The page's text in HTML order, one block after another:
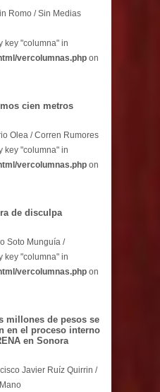
Romo / Sin Medias
key "columna" in
vercolumnas.php on
cien metros
Olea / Corren Rumores
key "columna" in
vercolumnas.php on
de disculpa
Soto Munguía /
key "columna" in
vercolumnas.php on
millones de pesos se
en el proceso interno
en Sonora
Javier Ruíz Quirrin /